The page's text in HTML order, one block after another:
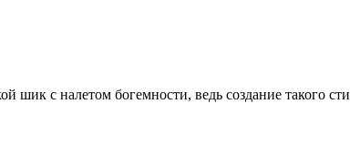
с налетом богемности, ведь создание такого